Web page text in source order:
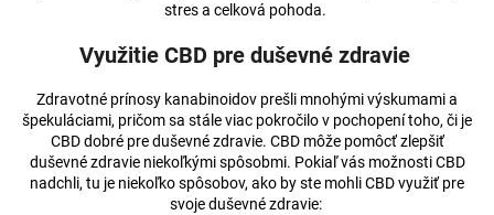
stres a celková pohoda.
Využitie CBD pre duševné zdravie
Zdravotné prínosy kanabinoidov prešli mnohými výskumami a
špekuláciami, pričom sa stále viac pokročilo v pochopení toho, či je
CBD dobré pre duševné zdravie. CBD môže pomôcť zlepšiť
duševné zdravie niekoľkými spôsobmi. Pokiaľ vás možnosti CBD
nadchli, tu je niekoľko spôsobov, ako by ste mohli CBD využiť pre
svoje duševné zdravie:
CBD
BROAD-
SPECTRUM
PRE
MALÉ
ZVIERATÁ